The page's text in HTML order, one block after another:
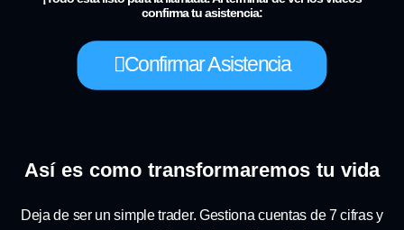
confirma tu asistencia:
Confirmar Asistencia
Así es como transformaremos tu vida
Deja de ser un simple trader. Gestiona cuentas de 7 cifras y